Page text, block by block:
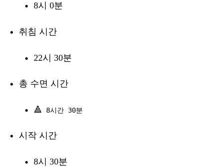
8시 0분
취침 시간
22시 30분
총 수면 시간
🔺 8시간 30분
시작 시간
8시 30분